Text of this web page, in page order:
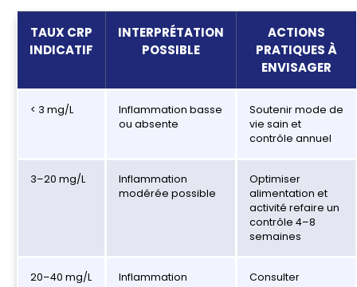
TAUX CRP
INDICATIF
INTERPRÉTATION
POSSIBLE
ACTIONS
PRATIQUES À
ENVISAGER
< 3 mg/L
Inflammation basse
ou absente
Soutenir mode de
vie sain et
contrôle annuel
3–20 mg/L
Inflammation
modérée possible
Optimiser
alimentation et
activité refaire un
contrôle 4–8
semaines
20–40 mg/L
Inflammation
Consulter